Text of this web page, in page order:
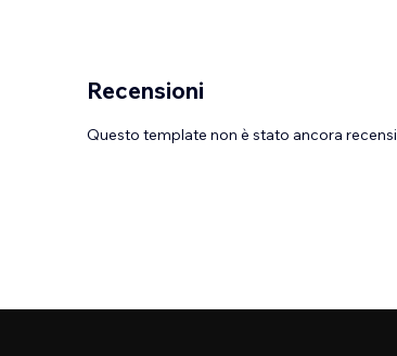
Recensioni
Questo template non è stato ancora